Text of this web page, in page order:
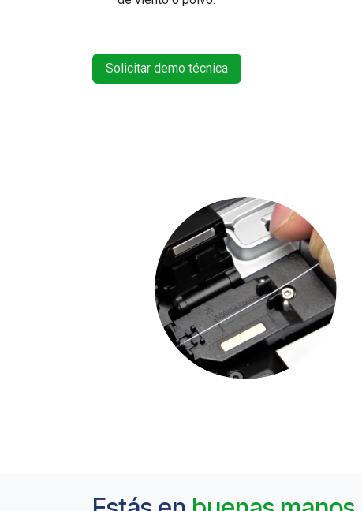
Solicitar demo técnica